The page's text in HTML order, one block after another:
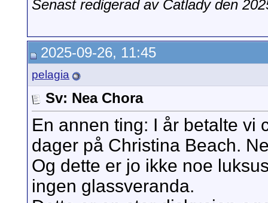
Senast redigerad av Catlady den
2025-09-26, 11:45
pelagia
Sv: Nea Chora
En annen ting: I år betalte vi
dager på Christina Beach.
Og dette er jo ikke noe
ingen glassveranda.